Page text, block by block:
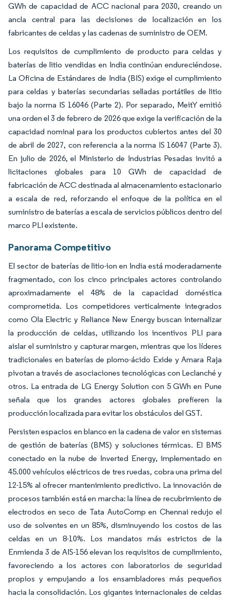
GWh de capacidad de ACC nacional para 2030, creando un
ancla central para las decisiones de localización en los
fabricantes de celdas y las cadenas de suministro de OEM.
Los requisitos de cumplimiento de producto para celdas y
baterías de litio vendidas en India continúan endureciéndose.
La Oficina de Estándares de India (BIS) exige el cumplimiento
para celdas y baterías secundarias selladas portátiles de litio
bajo la norma IS 16046 (Parte 2). Por separado, MeitY emitió
una orden el 3 de febrero de 2026 que exige la verificación de la
capacidad nominal para los productos cubiertos antes del 30
de abril de 2027, con referencia a la norma IS 16047 (Parte 3).
En julio de 2026, el Ministerio de Industrias Pesadas invitó a
licitaciones globales para 10 GWh de capacidad de
fabricación de ACC destinada al almacenamiento estacionario
a escala de red, reforzando el enfoque de la política en el
suministro de baterías a escala de servicios públicos dentro del
marco PLI existente.
Panorama Competitivo
El sector de baterías de litio-ion en India está moderadamente
fragmentado, con los cinco principales actores controlando
aproximadamente el 48% de la capacidad doméstica
comprometida. Los competidores verticalmente integrados
como Ola Electric y Reliance New Energy buscan internalizar
la producción de celdas, utilizando los incentivos PLI para
aislar el suministro y capturar margen, mientras que los líderes
tradicionales en baterías de plomo-ácido Exide y Amara Raja
pivotan a través de asociaciones tecnológicas con Leclanché y
otros. La entrada de LG Energy Solution con 5 GWh en Pune
señala que los grandes actores globales prefieren la
producción localizada para evitar los obstáculos del GST.
Persisten espacios en blanco en la cadena de valor en sistemas
de gestión de baterías (BMS) y soluciones térmicas. El BMS
conectado en la nube de Inverted Energy, implementado en
45.000 vehículos eléctricos de tres ruedas, cobra una prima del
12-15% al ofrecer mantenimiento predictivo. La innovación de
procesos también está en marcha: la línea de recubrimiento de
electrodos en seco de Tata AutoComp en Chennai redujo el
uso de solventes en un 85%, disminuyendo los costos de las
celdas en un 8-10%. Los mandatos más estrictos de la
Enmienda 3 de AIS-156 elevan los requisitos de cumplimiento,
favoreciendo a los actores con laboratorios de seguridad
propios y empujando a los ensambladores más pequeños
hacia la consolidación. Los gigantes internacionales de celdas